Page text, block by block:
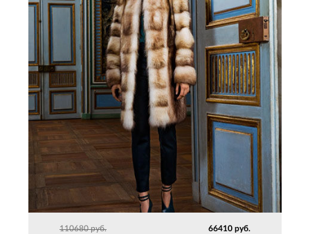
110680 руб. 66410 руб.